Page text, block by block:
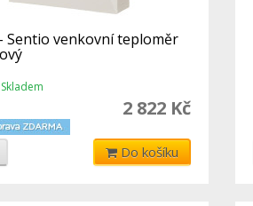
Sentio venkovní teploměr
Skladem
2 822 Kč
Do košíku